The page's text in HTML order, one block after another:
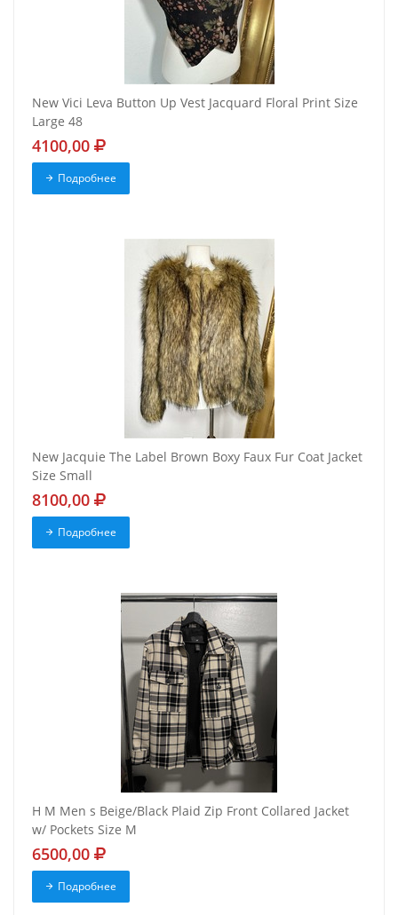
New Vici Leva Button Up Vest Jacquard Floral Print Size
Large 48
4100,00
Подробнее
New Jacquie The Label Brown Boxy Faux Fur Coat Jacket
Size Small
8100,00
Подробнее
H M Men s Beige/Black Plaid Zip Front Collared Jacket
w/ Pockets Size M
6500,00
Подробнее